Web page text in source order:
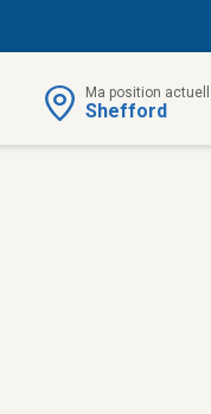
Ma position
Shefford